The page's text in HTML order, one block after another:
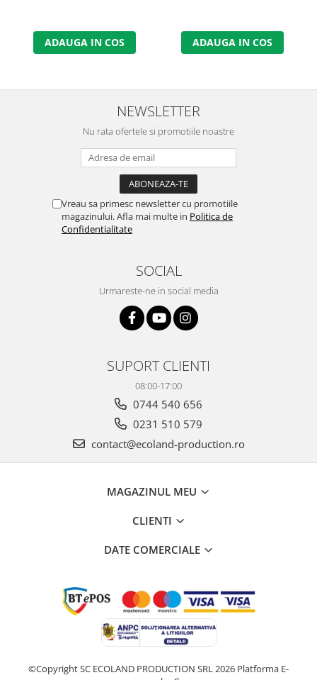
ADAUGA IN COS ADAUGA IN COS
NEWSLETTER
Nu rata ofertele si promotiile noastre
Vreau sa primesc newsletter cu promotiile
magazinului. Afla mai multe in Politica de
Confidentialitate
SOCIAL
Urmareste-ne in social media
SUPORT CLIENTI
08:00-17:00
0744 540 656
0231 510 579
contact@ecoland-production.ro
MAGAZINUL MEU
CLIENTI
DATE COMERCIALE
©Copyright SC ECOLAND PRODUCTION SRL 2026 Platforma E-